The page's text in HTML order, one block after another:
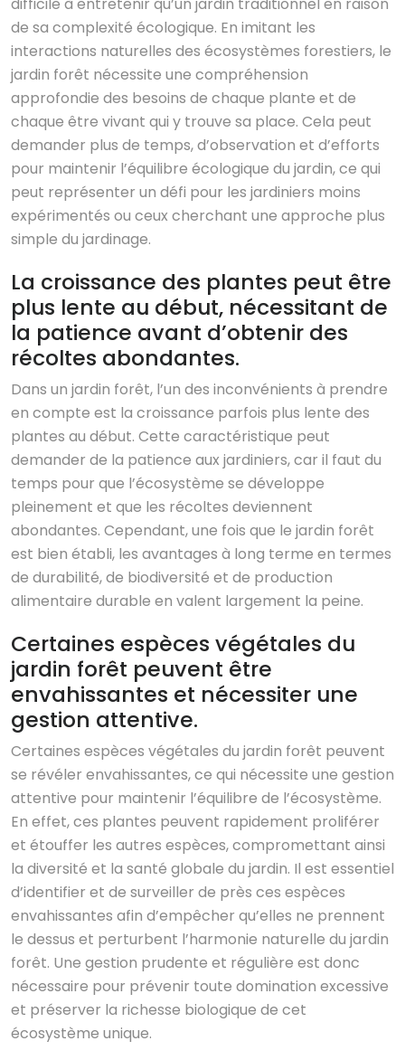
de sa complexité écologique. En imitant les
interactions naturelles des écosystèmes forestiers, le
jardin forêt nécessite une compréhension
approfondie des besoins de chaque plante et de
chaque être vivant qui y trouve sa place. Cela peut
demander plus de temps, d’observation et d’efforts
pour maintenir l’équilibre écologique du jardin, ce qui
peut représenter un défi pour les jardiniers moins
expérimentés ou ceux cherchant une approche plus
simple du jardinage.
La croissance des plantes peut être
plus lente au début, nécessitant de
la patience avant d’obtenir des
récoltes abondantes.
Dans un jardin forêt, l’un des inconvénients à prendre
en compte est la croissance parfois plus lente des
plantes au début. Cette caractéristique peut
demander de la patience aux jardiniers, car il faut du
temps pour que l’écosystème se développe
pleinement et que les récoltes deviennent
abondantes. Cependant, une fois que le jardin forêt
est bien établi, les avantages à long terme en termes
de durabilité, de biodiversité et de production
alimentaire durable en valent largement la peine.
Certaines espèces végétales du
jardin forêt peuvent être
envahissantes et nécessiter une
gestion attentive.
Certaines espèces végétales du jardin forêt peuvent
se révéler envahissantes, ce qui nécessite une gestion
attentive pour maintenir l’équilibre de l’écosystème.
En effet, ces plantes peuvent rapidement proliférer
et étouffer les autres espèces, compromettant ainsi
la diversité et la santé globale du jardin. Il est essentiel
d’identifier et de surveiller de près ces espèces
envahissantes afin d’empêcher qu’elles ne prennent
le dessus et perturbent l’harmonie naturelle du jardin
forêt. Une gestion prudente et régulière est donc
nécessaire pour prévenir toute domination excessive
et préserver la richesse biologique de cet
écosystème unique.